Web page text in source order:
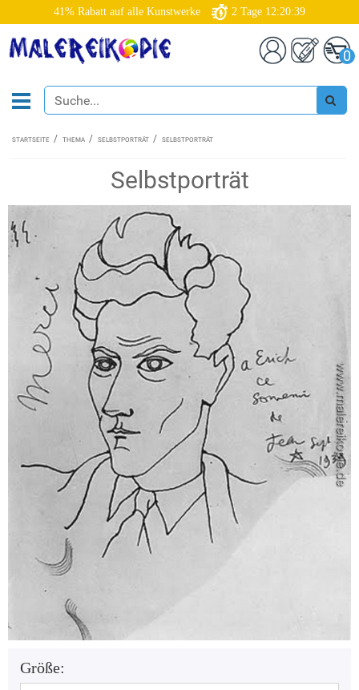
41% Rabatt auf alle Kunstwerke 2 Tage 12:20:38
0
STARTSEITE THEMA SELBSTPORTRÄT SELBSTPORTRÄT
Selbstporträt
Größe: